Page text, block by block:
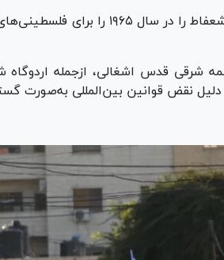
آنروا اردوگاه آوارگان شعفاط
نقض قوانین بین‌المللی به‌صورت